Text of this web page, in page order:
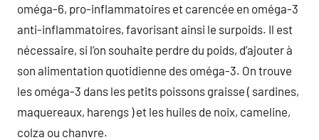
oméga-6, pro-inflammatoires et carencée en oméga-3
anti-inflammatoires, favorisant ainsi le surpoids. Il est
nécessaire, si l’on souhaite perdre du poids, d’ajouter à
son alimentation quotidienne des oméga-3. On trouve
les oméga-3 dans les petits poissons graisse ( sardines,
maquereaux, harengs ) et les huiles de noix, cameline,
colza ou chanvre.